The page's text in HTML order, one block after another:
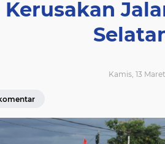
Kerusakan
Kamis, 13